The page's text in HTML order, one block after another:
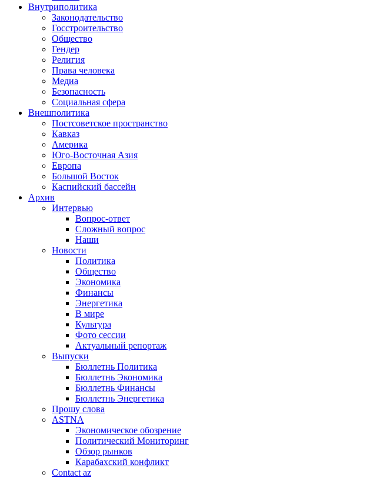
Внутриполитика
Законодательство
Госстроительство
Общество
Гендер
Религия
Права человека
Медиа
Безопасность
Социальная сфера
Внешполитика
Постсоветское пространство
Кавказ
Америка
Юго-Восточная Азия
Европа
Большой Восток
Каспийский бассейн
Архив
Интервью
Вопрос-ответ
Сложный вопрос
Наши
Новости
Политика
Общество
Экономика
Финансы
Энергетика
В мире
Культура
Фото сессии
Актуальный репортаж
Выпуски
Бюллетнь Политика
Бюллетнь Экономика
Бюллетнь Финансы
Бюллетнь Энергетика
Прошу слова
ASTNA
Экономическое обозрение
Политический Мониторинг
Обзор рынков
Карабахский конфликт
Contact az